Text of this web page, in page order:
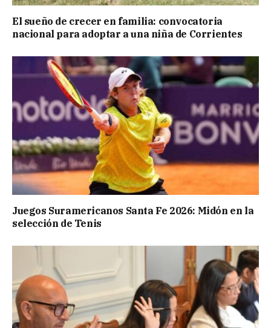
El sueño de crecer en familia: convocatoria
nacional para adoptar a una niña de Corrientes
Juegos Suramericanos Santa Fe 2026: Midón en la
selección de Tenis